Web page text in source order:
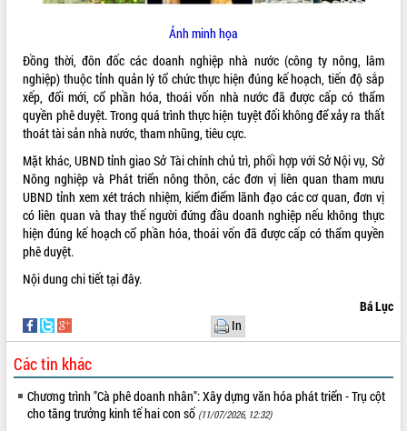
VIDEO
Khám bệnh, cấp phát thuốc miễn phí
và tặng quà người dân xã Cư Pui
Ảnh minh họa
Đồng thời, đôn đốc các doanh nghiệp nhà nước (công ty nông, lâm
nghiệp) thuộc tỉnh quản lý tổ chức thực hiện đúng kế hoạch, tiến độ sắp
xếp, đổi mới, cổ phần hóa, thoái vốn nhà nước đã được cấp có thẩm
quyền phê duyệt. Trong quá trình thực hiện tuyệt đối không để xảy ra thất
thoát tài sản nhà nước, tham nhũng, tiêu cực.
Mặt khác, UBND tỉnh giao Sở Tài chính chủ trì, phối hợp với Sở Nội vụ, Sở
Nông nghiệp và Phát triển nông thôn, các đơn vị liên quan tham mưu
UBND tỉnh xem xét trách nhiệm, kiểm điểm lãnh đạo các cơ quan, đơn vị
có liên quan và thay thế người đứng đầu doanh nghiệp nếu không thực
hiện đúng kế hoạch cổ phần hóa, thoái vốn đã được cấp có thẩm quyền
phê duyệt.
Nội dung chi tiếttại đây.
Bá Lục
In
Các tin khác
Chương trình "Cà phê doanh nhân": Xây dựng văn hóa phát triển - Trụ cột
cho tăng trưởng kinh tế hai con số (11/07/2026, 12:32)